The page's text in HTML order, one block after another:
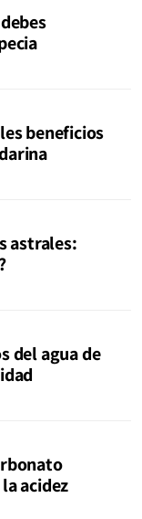
beneficios
astrales:
del agua de
acidez